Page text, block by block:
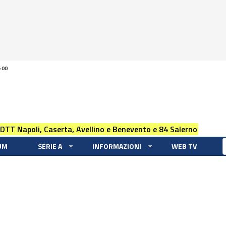
Napoli, Caserta, Avellino e Benevento e 84 Salerno
SERIE A INFORMAZIONI WEB TV